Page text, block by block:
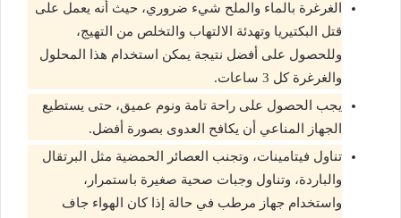
الغرغرة بالماء والملح شيء ضروري، حيث أنه يعمل على
قتل البكتيريا وتهدئة الالتهاب والتخلص من التهيج،
وللحصول على أفضل نتيجة يمكن استخدام هذا المحلول
والغرغرة كل 3 ساعات.
يجب الحصول على راحة تامة ونوم عميق، حتى يستطيع
الجهاز المناعي أن يكافح العدوى بصورة أفضل.
تناول فيتامينات، وتجنب العصائر الحمضية مثل البرتقال
والباردة، وتناول وجبات صحية صغيرة باستمرار،
واستخدام جهاز مرطب في حالة إذا كان الهواء جاف